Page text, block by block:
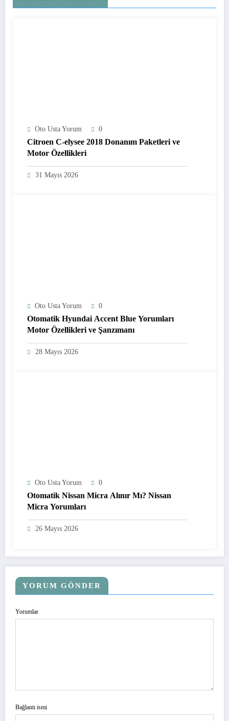
Oto Usta Yorum 0
Citroen C-elysee 2018 Donanım Paketleri ve
Motor Özellikleri
31 Mayıs 2026
Oto Usta Yorum 0
Otomatik Hyundai Accent Blue Yorumları
Motor Özellikleri ve Şanzımanı
28 Mayıs 2026
Oto Usta Yorum 0
Otomatik Nissan Micra Alınır Mı? Nissan
Micra Yorumları
26 Mayıs 2026
YORUM GÖNDER
Yorumlar
Bağlantı ismi